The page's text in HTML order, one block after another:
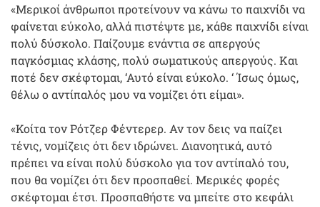
«Μερικοί άνθρωποι προτείνουν να κάνω το παιχνίδι να
φαίνεται εύκολο, αλλά πιστέψτε με, κάθε παιχνίδι είναι
πολύ δύσκολο. Παίζουμε ενάντια σε απεργούς
παγκόσμιας κλάσης, πολύ σωματικούς απεργούς. Και
ποτέ δεν σκέφτομαι, ‘Αυτό είναι εύκολο. ‘ Ίσως όμως,
θέλω ο αντίπαλός μου να νομίζει ότι είμαι».
«Κοίτα τον Ρότζερ Φέντερερ. Αν τον δεις να παίζει
τένις, νομίζεις ότι δεν ιδρώνει. Διανοητικά, αυτό
πρέπει να είναι πολύ δύσκολο για τον αντίπαλό του,
που θα νομίζει ότι δεν προσπαθεί. Μερικές φορές
σκέφτομαι έτσι. Προσπαθήστε να μπείτε στο κεφάλι